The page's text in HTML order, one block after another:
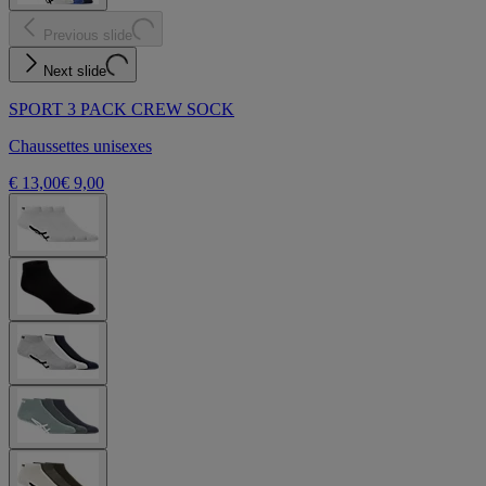
Previous slide
Next slide
SPORT 3 PACK CREW SOCK
Chaussettes unisexes
€ 13,00€ 9,00